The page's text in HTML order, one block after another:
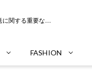
【INFORMATION】令和8年熊本地震に伴う配送に関する重要なお知らせ
FASHION